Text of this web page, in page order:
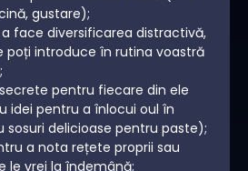
gustare);
a face diversificarea distractivă,
poți introduce în rutina voastră
secrete pentru fiecare din ele
idei pentru a înlocui oul în
sosuri delicioase pentru paste);
a nota rețete proprii sau
le vrei la îndemână;